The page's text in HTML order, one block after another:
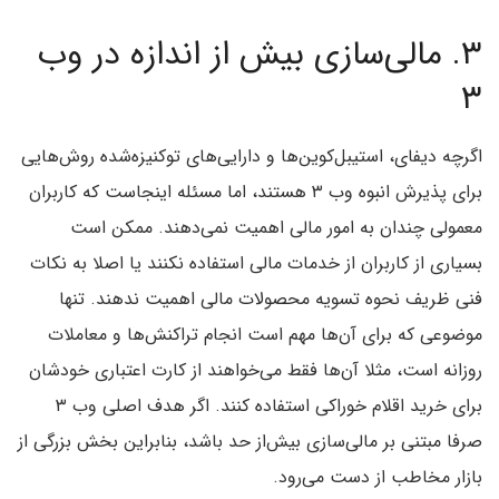
۳. مالی‌سازی بیش‌ از اندازه در وب
۳
اگرچه دیفای، استیبل‌کوین‌ها و دارایی‌های توکنیزه‌شده روش‌هایی
برای پذیرش انبوه وب ۳ هستند، اما مسئله اینجاست که کاربران
معمولی چندان به امور مالی اهمیت نمی‌دهند. ممکن است
بسیاری از کاربران از خدمات مالی استفاده نکنند یا اصلا به نکات
فنی ظریف نحوه تسویه محصولات مالی اهمیت ندهند. تنها
موضوعی که برای آن‌ها مهم است انجام تراکنش‌ها و معاملات
روزانه است، مثلا آن‌ها فقط می‌خواهند از کارت اعتباری خودشان
برای خرید اقلام خوراکی استفاده کنند. اگر هدف اصلی وب ۳
صرفا مبتنی بر مالی‌سازی بیش‌از حد باشد، بنابراین بخش بزرگی از
بازار مخاطب از دست می‌رود.